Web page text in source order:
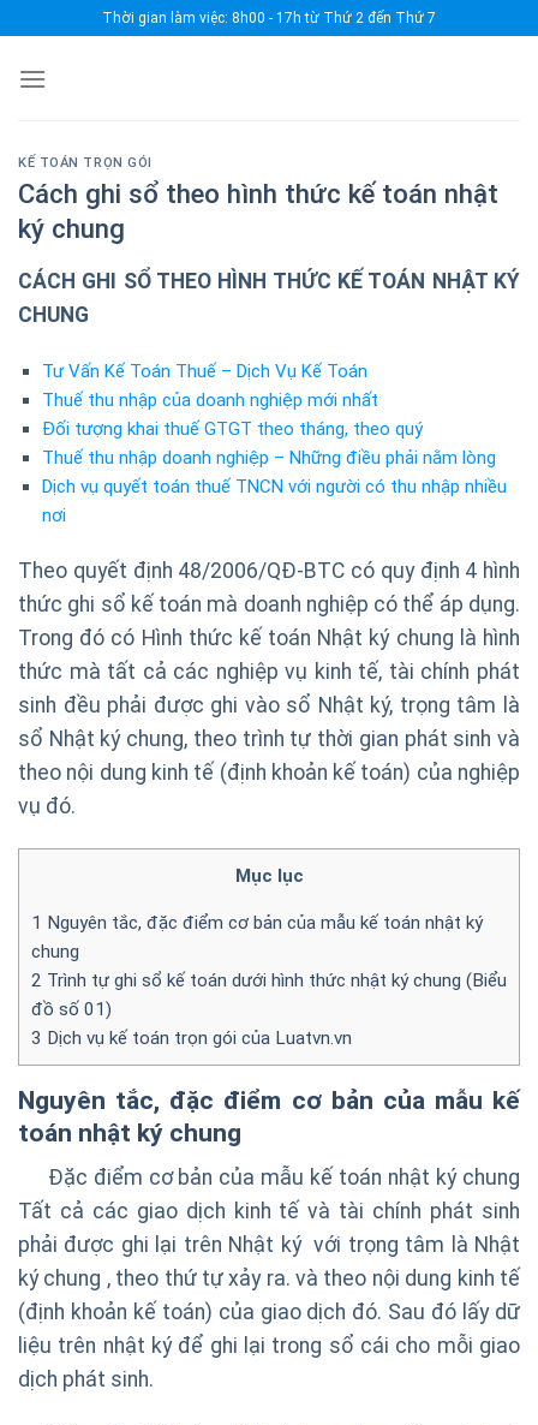
to
content
Thời gian làm việc: 8h00 - 17h từ Thứ 2 đến Thứ 7
KẾ TOÁN TRỌN GÓI
Cách ghi sổ theo hình thức kế toán nhật
ký chung
CÁCH GHI SỔ THEO HÌNH THỨC KẾ TOÁN NHẬT KÝ
CHUNG
Tư Vấn Kế Toán Thuế – Dịch Vụ Kế Toán
Thuế thu nhập của doanh nghiệp mới nhất
Đối tượng khai thuế GTGT theo tháng, theo quý
Thuế thu nhập doanh nghiệp – Những điều phải nằm lòng
Dịch vụ quyết toán thuế TNCN với người có thu nhập nhiều
nơi
Theo quyết định 48/2006/QĐ-BTC có quy định 4 hình
thức ghi sổ kế toán mà doanh nghiệp có thể áp dụng.
Trong đó có Hình thức kế toán Nhật ký chung là hình
thức mà tất cả các nghiệp vụ kinh tế, tài chính phát
sinh đều phải được ghi vào sổ Nhật ký, trọng tâm là
sổ Nhật ký chung, theo trình tự thời gian phát sinh và
theo nội dung kinh tế (định khoản kế toán) của nghiệp
vụ đó.
Mục lục
1 Nguyên tắc, đặc điểm cơ bản của mẫu kế toán nhật ký
chung
2 Trình tự ghi sổ kế toán dưới hình thức nhật ký chung (Biểu
đồ số 01)
3 Dịch vụ kế toán trọn gói của Luatvn.vn
Nguyên tắc, đặc điểm cơ bản của mẫu kế
toán nhật ký chung
Đặc điểm cơ bản của mẫu kế toán nhật ký chung
Tất cả các giao dịch kinh tế và tài chính phát sinh
phải được ghi lại trên Nhật ký với trọng tâm là Nhật
ký chung , theo thứ tự xảy ra. và theo nội dung kinh tế
(định khoản kế toán) của giao dịch đó. Sau đó lấy dữ
liệu trên nhật ký để ghi lại trong sổ cái cho mỗi giao
dịch phát sinh.